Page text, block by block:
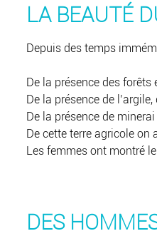
LA BEAUTÉ
Depuis des temps
De la présence des
De la présence de
De la présence de
De cette terre agricole on
Les femmes ont montré
DES